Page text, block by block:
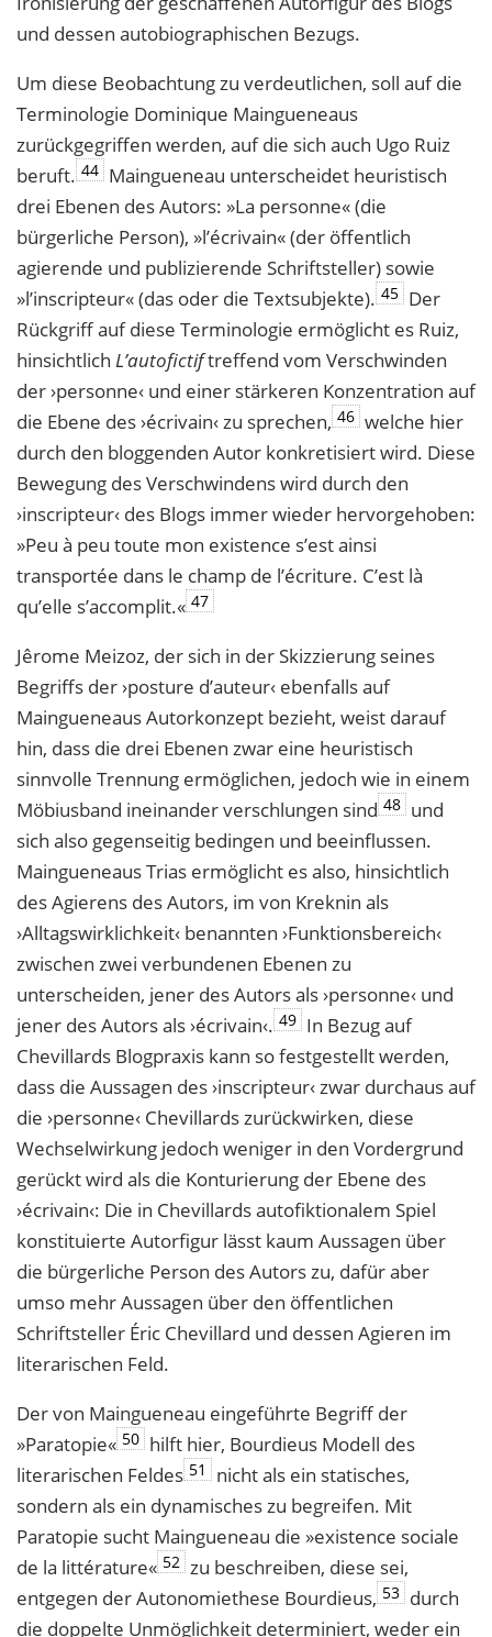
und dessen autobiographischen Bezugs.
Um diese Beobachtung zu verdeutlichen, soll auf die
Terminologie Dominique Maingueneaus
zurückgegriffen werden, auf die sich auch Ugo Ruiz
beruft. 44 Maingueneau unterscheidet heuristisch
drei Ebenen des Autors: »La personne« (die
bürgerliche Person), »l’écrivain« (der öffentlich
agierende und publizierende Schriftsteller) sowie
»l’inscripteur« (das oder die Textsubjekte). 45 Der
Rückgriff auf diese Terminologie ermöglicht es Ruiz,
hinsichtlich L’autofictiftreffend vom Verschwinden
der ›personne‹ und einer stärkeren Konzentration auf
die Ebene des ›écrivain‹ zu sprechen, 46 welche hier
durch den bloggenden Autor konkretisiert wird. Diese
Bewegung des Verschwindens wird durch den
›inscripteur‹ des Blogs immer wieder hervorgehoben:
»Peu à peu toute mon existence s’est ainsi
transportée dans le champ de l’écriture. C’est là
qu’elle s’accomplit.« 47
Jêrome Meizoz, der sich in der Skizzierung seines
Begriffs der ›posture d’auteur‹ ebenfalls auf
Maingueneaus Autorkonzept bezieht, weist darauf
hin, dass die drei Ebenen zwar eine heuristisch
sinnvolle Trennung ermöglichen, jedoch wie in einem
Möbiusband ineinander verschlungen sind 48 und
sich also gegenseitig bedingen und beeinflussen.
Maingueneaus Trias ermöglicht es also, hinsichtlich
des Agierens des Autors, im von Kreknin als
›Alltagswirklichkeit‹ benannten ›Funktionsbereich‹
zwischen zwei verbundenen Ebenen zu
unterscheiden, jener des Autors als ›personne‹ und
jener des Autors als ›écrivain‹. 49 In Bezug auf
Chevillards Blogpraxis kann so festgestellt werden,
dass die Aussagen des ›inscripteur‹ zwar durchaus auf
die ›personne‹ Chevillards zurückwirken, diese
Wechselwirkung jedoch weniger in den Vordergrund
gerückt wird als die Konturierung der Ebene des
›écrivain‹: Die in Chevillards autofiktionalem Spiel
konstituierte Autorfigur lässt kaum Aussagen über
die bürgerliche Person des Autors zu, dafür aber
umso mehr Aussagen über den öffentlichen
Schriftsteller Éric Chevillard und dessen Agieren im
literarischen Feld.
Der von Maingueneau eingeführte Begriff der
»Paratopie« 50 hilft hier, Bourdieus Modell des
literarischen Feldes 51
nicht als ein statisches,
sondern als ein dynamisches zu begreifen. Mit
Paratopie sucht Maingueneau die »existence sociale
de la littérature« 52 zu beschreiben, diese sei,
entgegen der Autonomiethese Bourdieus, 53 durch
die doppelte Unmöglichkeit determiniert, weder ein